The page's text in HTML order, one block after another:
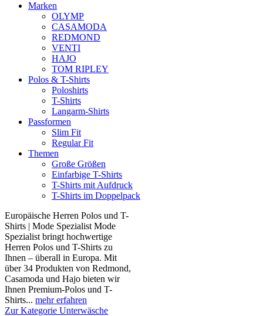
Marken
OLYMP
CASAMODA
REDMOND
VENTI
HAJO
TOM RIPLEY
Polos & T-Shirts
Poloshirts
T-Shirts
Langarm-Shirts
Passformen
Slim Fit
Regular Fit
Themen
Große Größen
Einfarbige T-Shirts
T-Shirts mit Aufdruck
T-Shirts im Doppelpack
Europäische Herren Polos und T-
Shirts | Mode Spezialist Mode
Spezialist bringt hochwertige
Herren Polos und T-Shirts zu
Ihnen – überall in Europa. Mit
über 34 Produkten von Redmond,
Casamoda und Hajo bieten wir
Ihnen Premium-Polos und T-
Shirts... mehr erfahren
Zur Kategorie Unterwäsche